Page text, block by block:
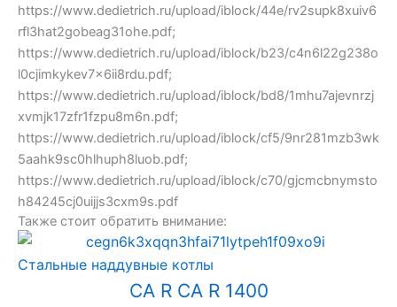
https://www.dedietrich.ru/upload/iblock/44e/rv2supk8xuiv6
rfl3hat2gobeag31ohe.pdf;
https://www.dedietrich.ru/upload/iblock/b23/c4n6l22g238o
l0cjimkykev7x6ii8rdu.pdf;
https://www.dedietrich.ru/upload/iblock/bd8/1mhu7ajevnrzj
xvmjk17zfr1fzpu8m6n.pdf;
https://www.dedietrich.ru/upload/iblock/cf5/9nr281mzb3wk
5aahk9sc0hlhuph8luob.pdf;
https://www.dedietrich.ru/upload/iblock/c70/gjcmcbnymsto
h84245cj0uijjs3cxm9s.pdf
Также стоит обратить внимание:
Стальные наддувные котлы
CA R CA R 1400